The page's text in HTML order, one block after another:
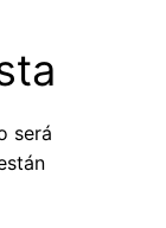
será